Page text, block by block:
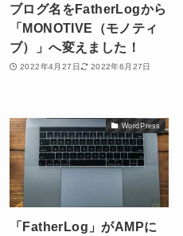
ブログ名をFatherLogから
「MONOTIVE（モノティ
ブ）」へ変えました！
2022年4月27日 2022年6月27日
WordPress
「FatherLog」がAMPに